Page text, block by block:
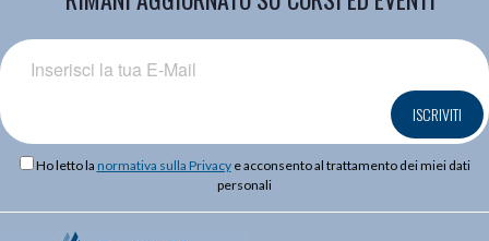
ISCRIVITI
Ho letto la normativa sulla Privacye acconsento al trattamento dei miei dati
personali